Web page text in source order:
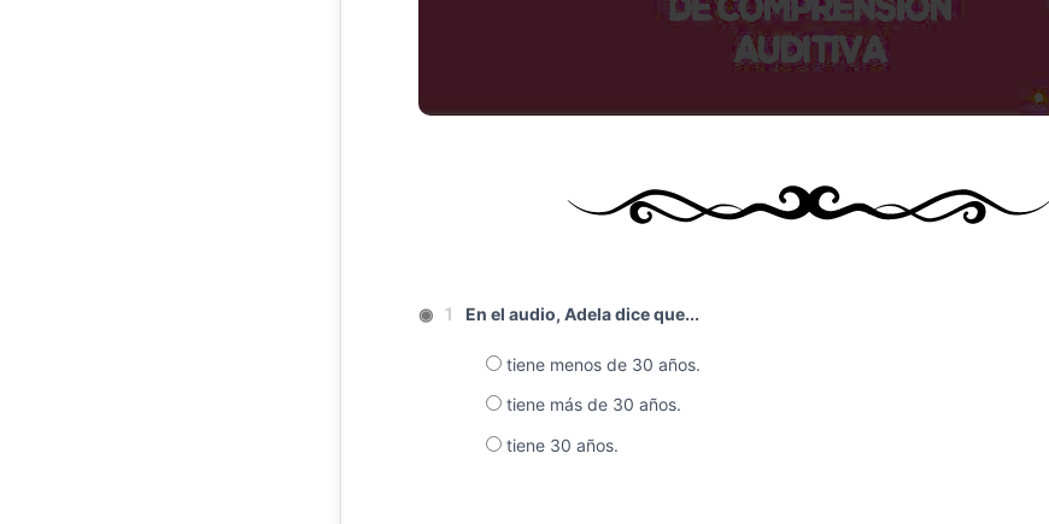
◉ 1 En el audio, Adela dice que...
tiene menos de 30 años.
tiene más de 30 años.
tiene 30 años.